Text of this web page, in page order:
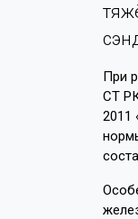
При
СТ
2011